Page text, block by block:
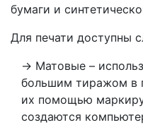
бумаги и
Для печати доступны
Матовые –
большим тиражом в
их помощью
создаются